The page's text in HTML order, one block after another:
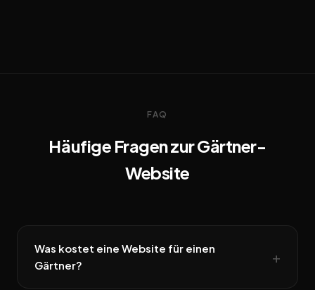
FAQ
Häufige Fragen zur Gärtner-
Website
Was kostet eine Website für einen
Gärtner?